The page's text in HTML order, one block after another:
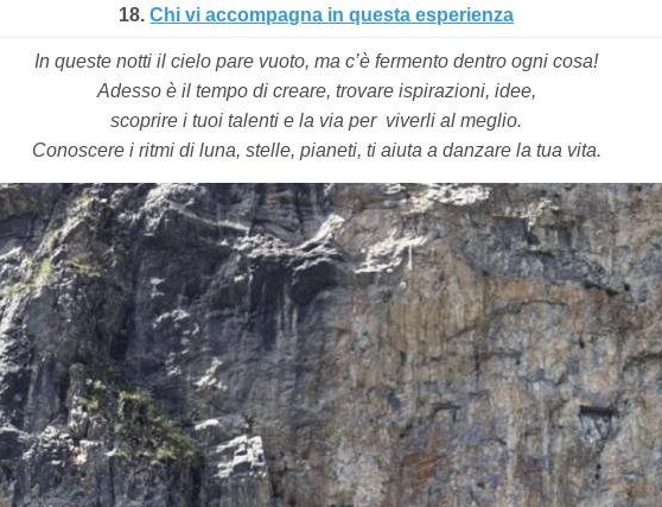
18. Chi vi accompagna in questa esperienza
In queste notti il cielo pare vuoto, ma c’è fermento dentro ogni cosa!
Adesso è il tempo di creare, trovare ispirazioni, idee,
scoprire i tuoi talenti e la via per viverli al meglio.
Conoscere i ritmi di luna, stelle, pianeti, ti aiuta a danzare la tua vita.